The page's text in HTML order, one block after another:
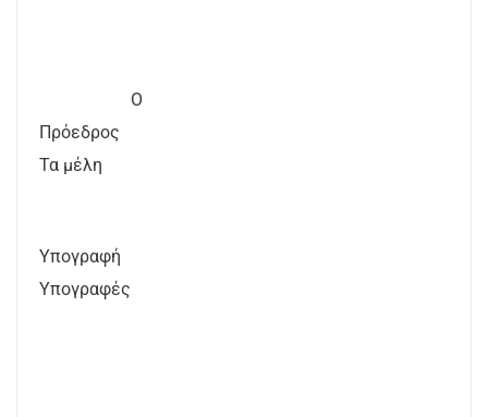
Ο
Πρόεδρος
Τα μέλη
Υπογραφή
Υπογραφές